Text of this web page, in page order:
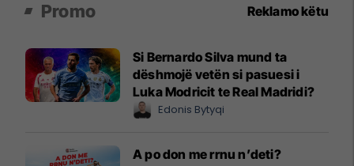
Promo Reklamo këtu
Si Bernardo Silva mund ta
dëshmojë vetën si pasuesi i
Luka Modricit te Real Madridi?
Edonis Bytyqi
A po don me rrnu n’deti?